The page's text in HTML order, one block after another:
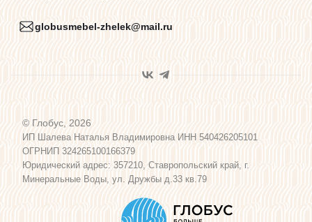
Карта сайта
globusmebel-zhelek@mail.ru
© Глобус, 2026
ИП Шалева Наталья Владимировна ИНН 540426205101
ОГРНИП 324265100166379
Юридический адрес: 357210, Ставропольский край, г.
Минеральные Воды, ул. Дружбы д.33 кв.79